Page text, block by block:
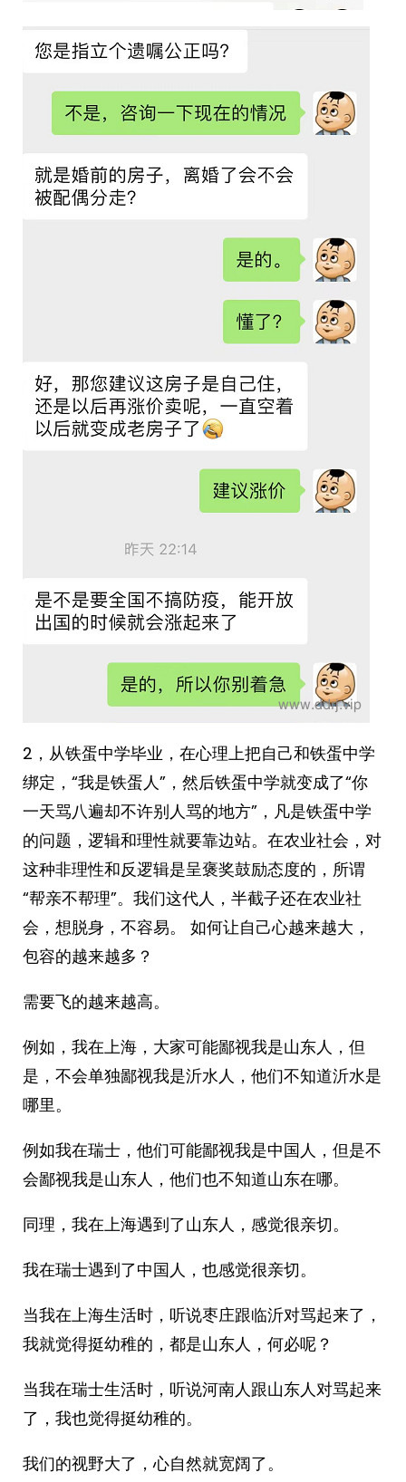
2，从铁蛋中学毕业，在心理上把自己和铁蛋中学
绑定，“我是铁蛋人”，然后铁蛋中学就变成了“你
一天骂八遍却不许别人骂的地方”，凡是铁蛋中学
的问题，逻辑和理性就要靠边站。在农业社会，对
这种非理性和反逻辑是呈褒奖鼓励态度的，所谓
“帮亲不帮理”。我们这代人，半截子还在农业社
会，想脱身，不容易。 ​​​如何让自己心越来越大，
包容的越来越多？
需要飞的越来越高。
例如，我在上海，大家可能鄙视我是山东人，但
是，不会单独鄙视我是沂水人，他们不知道沂水是
哪里。
例如我在瑞士，他们可能鄙视我是中国人，但是不
会鄙视我是山东人，他们也不知道山东在哪。
同理，我在上海遇到了山东人，感觉很亲切。
我在瑞士遇到了中国人，也感觉很亲切。
当我在上海生活时，听说枣庄跟临沂对骂起来了，
我就觉得挺幼稚的，都是山东人，何必呢？
当我在瑞士生活时，听说河南人跟山东人对骂起来
了，我也觉得挺幼稚的。
我们的视野大了，心自然就宽阔了。